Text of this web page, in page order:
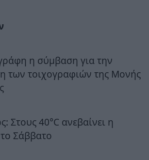
η σύμβαση για την
των τοιχογραφιών της Μονής
Στους 40°C ανεβαίνει η
Σάββατο